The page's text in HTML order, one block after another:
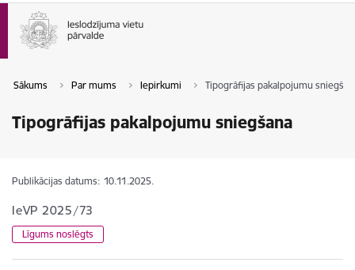
Sākums Par mums Iepirkumi Tipogrāfijas pakalpojumu
Tipogrāfijas pakalpojumu sniegšana
Publikācijas datums: 10.11.2025.
IeVP 2025/73
Līgums noslēgts